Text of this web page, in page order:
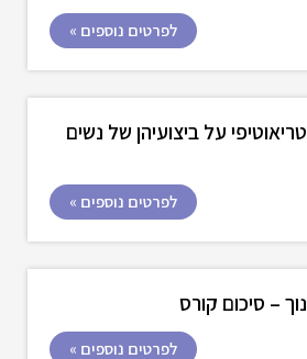
לפרטים נוספים »
על ביצועיהן של נשים
לפרטים נוספים »
– סיכום קורס
לפרטים נוספים »